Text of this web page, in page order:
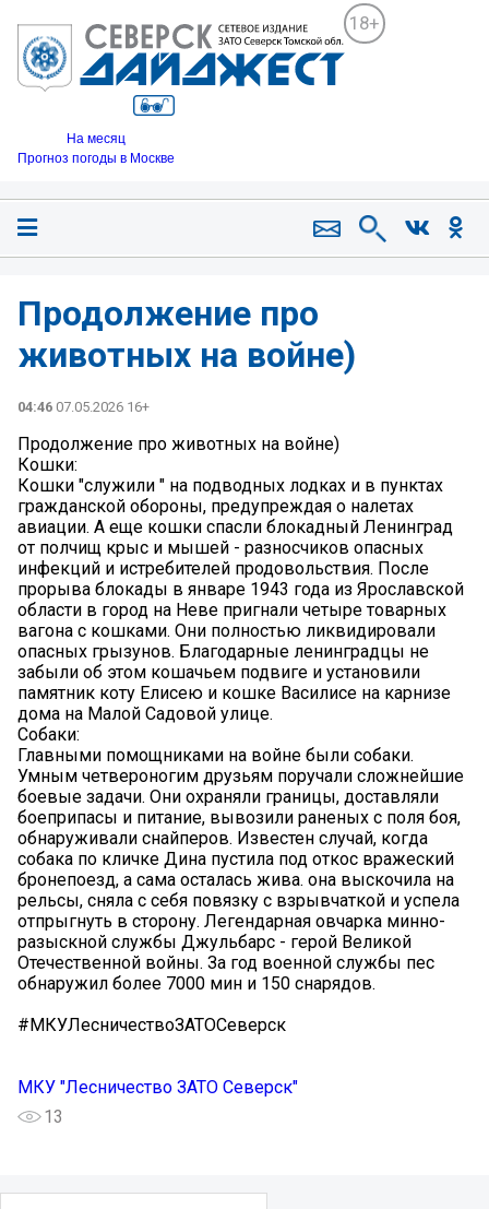
18+
На месяц
Прогноз погоды в Москве
Продолжение про
животных на войне)
04:46 07.05.2026 16+
Продолжение про животных на войне)
Кошки:
Кошки "служили " на подводных лодках и в пунктах
гражданской обороны, предупреждая о налетах
авиации. А еще кошки спасли блокадный Ленинград
от полчищ крыс и мышей - разносчиков опасных
инфекций и истребителей продовольствия. После
прорыва блокады в январе 1943 года из Ярославской
области в город на Неве пригнали четыре товарных
вагона с кошками. Они полностью ликвидировали
опасных грызунов. Благодарные ленинградцы не
забыли об этом кошачьем подвиге и установили
памятник коту Елисею и кошке Василисе на карнизе
дома на Малой Садовой улице.
Собаки:
Главными помощниками на войне были собаки.
Умным четвероногим друзьям поручали сложнейшие
боевые задачи. Они охраняли границы, доставляли
боеприпасы и питание, вывозили раненых с поля боя,
обнаруживали снайперов. Известен случай, когда
собака по кличке Дина пустила под откос вражеский
бронепоезд, а сама осталась жива. она выскочила на
рельсы, сняла с себя повязку с взрывчаткой и успела
отпрыгнуть в сторону. Легендарная овчарка минно-
разыскной службы Джульбарс - герой Великой
Отечественной войны. За год военной службы пес
обнаружил более 7000 мин и 150 снарядов.
#МКУЛесничествоЗАТОСеверск
МКУ "Лесничество ЗАТО Северск"
13